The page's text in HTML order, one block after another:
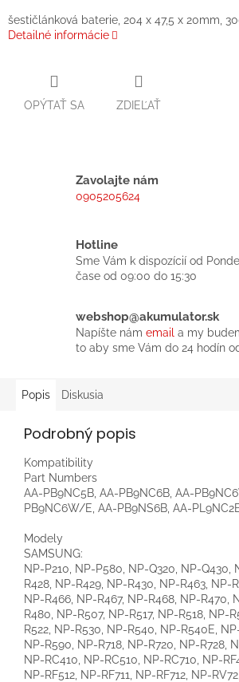
šestičlánková baterie, 204 x 47,5 x 20mm,
Detailné informácie
OPÝTAŤ SA ZDIEĽAŤ
Zavolajte nám
0905205624
Hotline
Sme Vám k dispozícií od
čase od 09:00 do 15:30
webshop@akumulator.sk
Napíšte nám email a my
to aby sme Vám do 24 hodín
Popis Diskusia
Podrobný popis
Kompatibility
Part Numbers
AA-PB9NC5B, AA-PB9NC6B, AA-
PB9NC6W/E, AA-PB9NS6B, AA-
Modely
SAMSUNG:
NP-P210, NP-P580, NP-Q320, NP-Q430,
R428, NP-R429, NP-R430, NP-R463, NP-
NP-R466, NP-R467, NP-R468, NP-R470,
R480, NP-R507, NP-R517, NP-R518, NP-
R522, NP-R530, NP-R540, NP-R540E,
NP-R590, NP-R718, NP-R720, NP-R728,
NP-RC410, NP-RC510, NP-RC710, NP-
NP-RF512, NP-RF711, NP-RF712, NP-